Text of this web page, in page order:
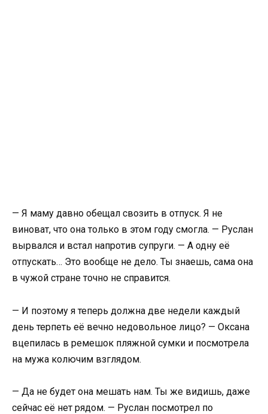
— Я маму давно обещал свозить в отпуск. Я не
виноват, что она только в этом году смогла. — Руслан
вырвался и встал напротив супруги. — А одну её
отпускать… Это вообще не дело. Ты знаешь, сама она
в чужой стране точно не справится.
— И поэтому я теперь должна две недели каждый
день терпеть её вечно недовольное лицо? — Оксана
вцепилась в ремешок пляжной сумки и посмотрела
на мужа колючим взглядом.
— Да не будет она мешать нам. Ты же видишь, даже
сейчас её нет рядом. — Руслан посмотрел по